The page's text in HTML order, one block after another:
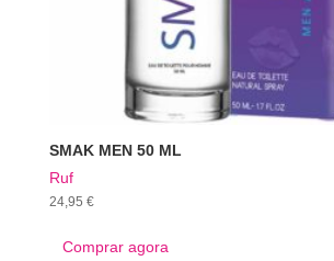
SMAK MEN 50 ML
Ruf
24,95 €
Comprar agora